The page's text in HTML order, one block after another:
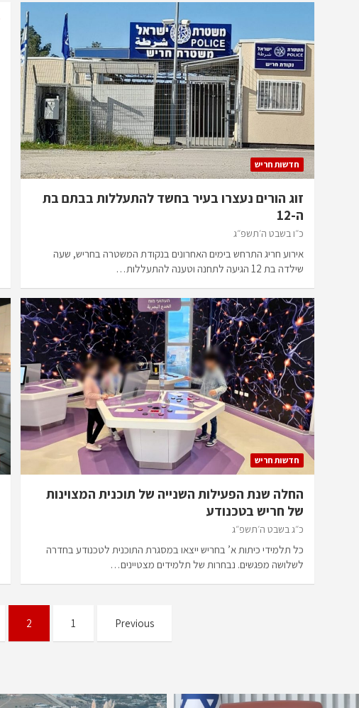
חדשות חריש
זוג הורים נעצרו בעיר בחשד להתעללות בבתם בת
ה-12
כ״ו בשבט ה׳תשפ״ג
אירוע חריג התרחש בימים האחרונים בנקודת המשטרה בחריש, שעה
שילדה בת 12 הגיעה לתחנה וטענה להתעללות…
חדשות חריש
החלה שנת הפעילות השנייה של תוכנית המצוינות
של חריש בטכנודע
כ״ג בשבט ה׳תשפ״ג
כל תלמידי כיתות א’ בחריש ייצאו במסגרת התוכנית לטכנודע בחדרה
לשלושה מפגשים. נבחרות של תלמידים מצטיינים…
Previous
1
2